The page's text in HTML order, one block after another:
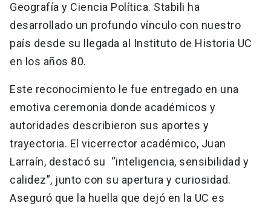
Geografía y Ciencia Política. Stabili ha
desarrollado un profundo vínculo con nuestro
país desde su llegada al Instituto de Historia UC
en los años 80.
Este reconocimiento le fue entregado en una
emotiva ceremonia donde académicos y
autoridades describieron sus aportes y
trayectoria. El vicerrector académico, Juan
Larraín, destacó su “inteligencia, sensibilidad y
calidez”, junto con su apertura y curiosidad.
Aseguró que la huella que dejó en la UC es